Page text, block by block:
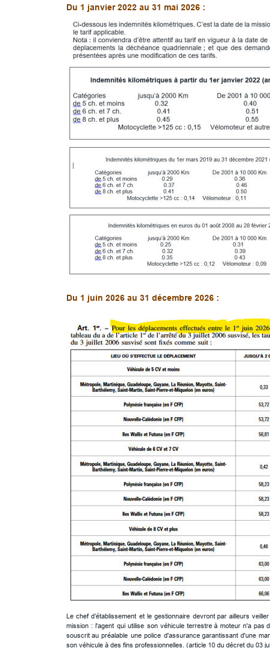
Du 1 janvier 2022 au 31 mai 2026 :
Du 1 juin 2026 au 31 décembre 2026 :
Le chef d’établissement et le gestionnaire devront par ailleurs veiller
mission : l'agent qui utilise son véhicule terrestre à moteur n'a pas
souscrit au préalable une police d'assurance garantissant d'une
son véhicule à des fins professionnelles. (article 10 du décret du 03